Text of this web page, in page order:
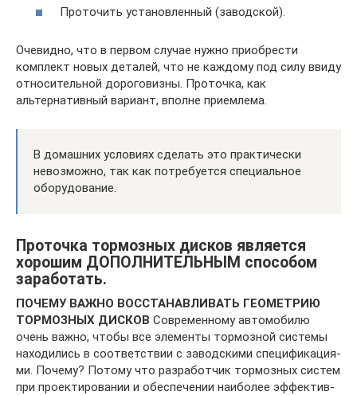
Проточить установленный (заводской).
Очевидно, что в первом случае нужно приобрести
комплект новых деталей, что не каждому под силу ввиду
относительной дороговизны. Проточка, как
альтернативный вариант, вполне приемлема.
В домашних условиях сделать это практически
невозможно, так как потребуется специальное
оборудование.
Проточка тормозных дисков является
хорошим ДОПОЛНИТЕЛЬНЫМ способом
заработать.
ПОЧЕМУ ВАЖНО ВОССТАНАВЛИВАТЬ ГЕОМЕТРИЮ
ТОРМОЗНЫХ ДИСКОВ Совре­мен­но­му ав­то­мо­би­лю
очень важ­но, чтобы все эле­мен­ты тор­моз­ной си­сте­мы
на­хо­ди­лись в со­от­вет­ствии с за­вод­ски­ми спе­ци­фи­ка­ци­я­
ми. По­че­му? По­то­му что раз­ра­бот­чик тор­моз­ных си­стем
при про­ек­ти­ро­ва­нии и обес­пе­че­нии наи­бо­лее эф­фек­тив­